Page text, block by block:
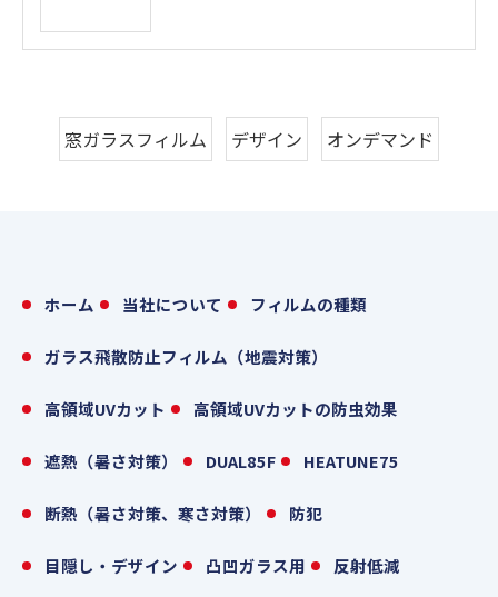
窓ガラスフィルム デザイン オンデマンド
ホーム 当社について フィルムの種類
ガラス飛散防止フィルム（地震対策）
高領域UVカット 高領域UVカットの防虫効果
遮熱（暑さ対策） DUAL85F HEATUNE75
断熱（暑さ対策、寒さ対策） 防犯
目隠し・デザイン 凸凹ガラス用 反射低減